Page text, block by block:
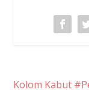
Kolom Kabut